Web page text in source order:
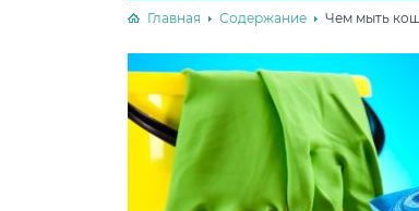
Главная Содержание Чем мыть